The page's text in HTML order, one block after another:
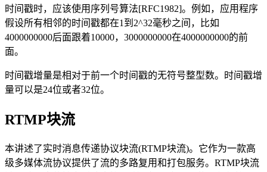
时间戳时，应该使用序列号算法[RFC1982]。例如，应用程序
假设所有相邻的时间戳都在1到2^32毫秒之间，比如
4000000000后面跟着10000，3000000000在4000000000的前
面。
时间戳增量是相对于前一个时间戳的无符号整型数。时间戳增
量可以是24位或者32位。
RTMP块流
本讲述了实时消息传递协议块流(RTMP块流)。它作为一款高
级多媒体流协议提供了流的多路复用和打包服务。RTMP块流